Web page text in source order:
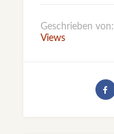
Geschrieben von:
Views